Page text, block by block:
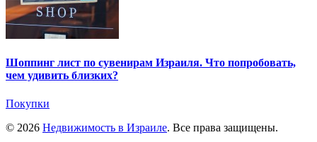
Шоппинг лист по сувенирам Израиля. Что попробовать,
чем удивить близких?
Покупки
© 2026 Недвижимость в Израиле. Все права защищены.